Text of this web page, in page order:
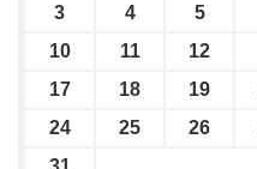
3
4 5
10
11 12
17
18 19
24
25 26